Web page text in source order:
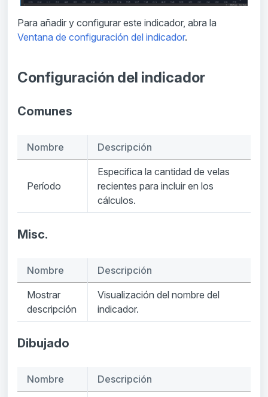
Para añadir y configurar este indicador, abra la
Ventana de configuración del indicador.
Configuración del indicador
Comunes
Nombre Descripción
Período
Especifica la cantidad de velas
recientes para incluir en los
cálculos.
Misc.
Nombre Descripción
Mostrar
descripción
Visualización del nombre del
indicador.
Dibujado
Nombre Descripción